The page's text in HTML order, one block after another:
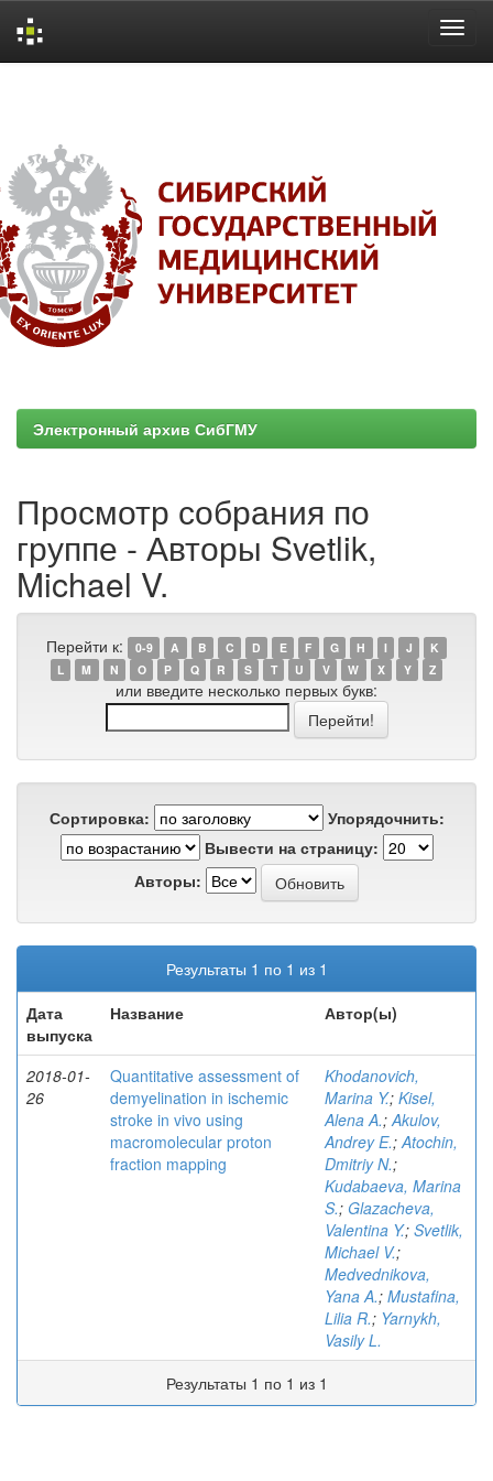
Электронный архив СибГМУ
Просмотр собрания по
группе - Авторы Svetlik,
Michael V.
Перейти к: 0-9 A B C D E F G H I J
K
L
M N O P Q R S T U V W X Y Z
или введите несколько первых букв:
Сортировка:
Упорядочнить:
Вывести на страницу:
Авторы:
Результаты 1 по 1 из 1
Дата
выпуска
Название Автор(ы)
2018-01-
26
Quantitative assessment of
demyelination in ischemic
stroke in vivo using
macromolecular proton
fraction mapping
Khodanovich,
Marina Y.; Kisel,
Alena A.;Akulov,
Andrey E.;Atochin,
Dmitriy N.;
Kudabaeva, Marina
S.; Glazacheva,
Valentina Y.; Svetlik,
Michael V.;
Medvednikova,
Yana A.; Mustafina,
Lilia R.; Yarnykh,
Vasily L.
Результаты 1 по 1 из 1